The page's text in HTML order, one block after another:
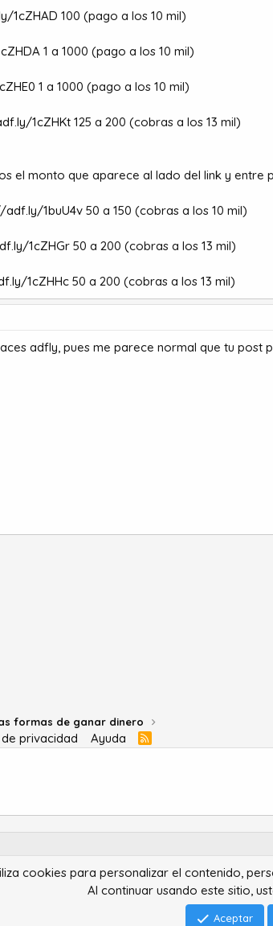
1cZHAD 100 (pago a los 10 mil)
1 a 1000 (pago a los 10 mil)
1 a 1000 (pago a los 10 mil)
1cZHKt 125 a 200 (cobras a los 13 mil)
el monto que aparece al lado del link y
1buU4v 50 a 150 (cobras a los 10 mil)
1cZHGr 50 a 200 (cobras a los 13 mil)
1cZHHc 50 a 200 (cobras a los 13 mil)
adfly, pues me parece normal que tu post
formas de ganar dinero
privacidad Ayuda
S
Community platform by
Advanced Forum Stats by
Park theme
cookies para personalizar el contenido,
Al continuar usando este sitio,
Aceptar